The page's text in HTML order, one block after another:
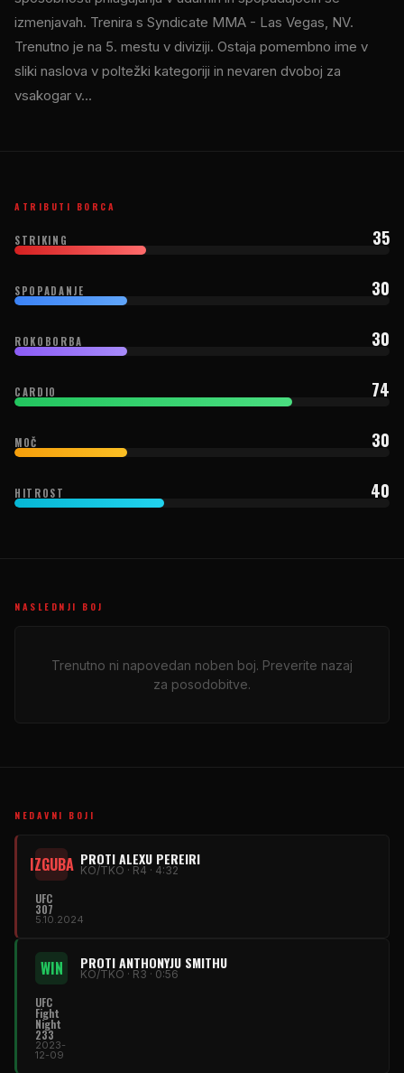
izmenjavah. Trenira s Syndicate MMA - Las Vegas, NV.
Trenutno je na 5. mestu v diviziji. Ostaja pomembno ime v
sliki naslova v poltežki kategoriji in nevaren dvoboj za
vsakogar v...
ATRIBUTI BORCA
STRIKING 35
SPOPADANJE 30
ROKOBORBA 30
CARDIO 74
MOČ 30
HITROST 40
NASLEDNJI BOJ
Trenutno ni napovedan noben boj. Preverite nazaj
za posodobitve.
NEDAVNI BOJI
IZGUBA PROTI ALEXU PEREIRI
KO/TKO · R4 · 4:32
UFC
307
5.10.2024
WIN PROTI ANTHONYJU SMITHU
KO/TKO · R3 · 0:56
UFC
Fight
Night
233
2023-
12-09